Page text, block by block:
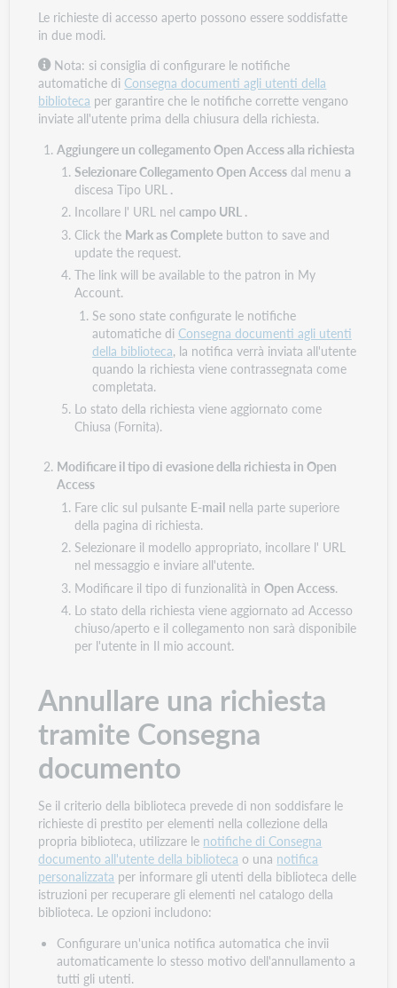
Le richieste di accesso aperto possono essere soddisfatte
in due modi.
Nota: si consiglia di configurare le notifiche
automatiche di Consegna documenti agli utenti della
biblioteca per garantire che le notifiche corrette vengano
inviate all'utente prima della chiusura della richiesta.
Aggiungere un collegamento Open Access alla richiesta
Selezionare Collegamento Open Accessdal menu a
discesa Tipo URL.
Incollare l' URL nel campo URL .
Click the Mark as Completebutton to save and
update the request.
The link will be available to the patron in My
Account.
Se sono state configurate le notifiche
automatiche di Consegna documenti agli utenti
della biblioteca, la notifica verrà inviata all'utente
quando la richiesta viene contrassegnata come
completata.
Lo stato della richiesta viene aggiornato come
Chiusa (Fornita).
Modificare il tipo di evasione della richiesta in Open
Access
Fare clic sul pulsante E-mailnella parte superiore
della pagina di richiesta.
Selezionare il modello appropriato, incollare l' URL
nel messaggio e inviare all'utente.
Modificare il tipo di funzionalità in Open Access.
Lo stato della richiesta viene aggiornato ad Accesso
chiuso/aperto e il collegamento non sarà disponibile
per l'utente in Il mio account.
Annullare una richiesta
tramite Consegna
documento
Se il criterio della biblioteca prevede di non soddisfare le
richieste di prestito per elementi nella collezione della
propria biblioteca, utilizzare le notifiche di Consegna
documento all'utente della biblioteca o una notifica
personalizzata per informare gli utenti della biblioteca delle
istruzioni per recuperare gli elementi nel catalogo della
biblioteca. Le opzioni includono:
Configurare un'unica notifica automatica che invii
automaticamente lo stesso motivo dell'annullamento a
tutti gli utenti.